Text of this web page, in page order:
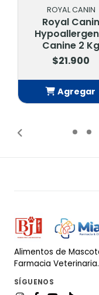
ROYAL CANIN
Royal Canin
Canine 2 Kg
$21.900
Agregar
Alimentos de
Farmacia Veterinaria.
SÍGUENOS